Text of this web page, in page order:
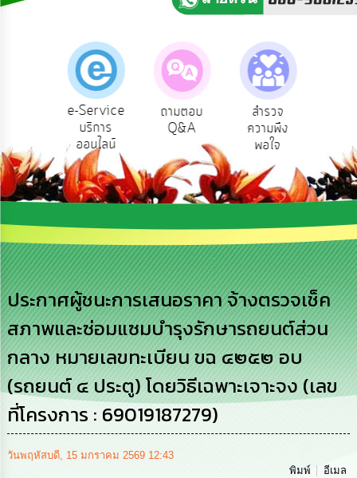
บริหาร/
ทรัพยากร
การ
บริหาร
งาน
ส่ง
เสริม
ความ
โปร่งใส
การ
จัด
ซื้อ
จัด
จ้าง
การ
เงิน
การ
คลัง
ร
e-Service
บริการ
ออนไลน์
ถามตอบ
Q&A
สำรวจ
ความพึง
พอใจ
ประกาศผู้ชนะการเสนอราคา จ้างตรวจเช็ค
สภาพและซ่อมแซมบำรุงรักษารถยนต์ส่วน
กลาง หมายเลขทะเบียน ขฉ ๔๒๕๒ อบ
(รถยนต์ ๔ ประตู) โดยวิธีเฉพาะเจาะจง (เลข
ที่โครงการ : 69019187279)
วันพฤหัสบดี, 15 มกราคม 2569 12:43
พิมพ์
อีเมล